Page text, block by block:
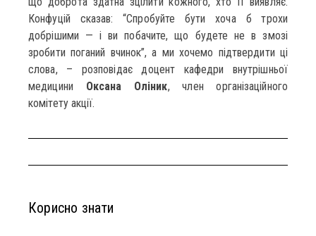
Конфуцій сказав: “Спробуйте бути хоча б трохи
добрішими — і ви побачите, що будете не в змозі
зробити поганий вчинок”, а ми хочемо підтвердити ці
слова, – розповідає доцент кафедри внутрішньої
медицини Оксана Оліник, член організаційного
комітету акції.
Корисно знати